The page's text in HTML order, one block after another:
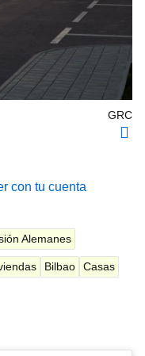
GRC
con tu cuenta
Alemanes
Bilbao Casas